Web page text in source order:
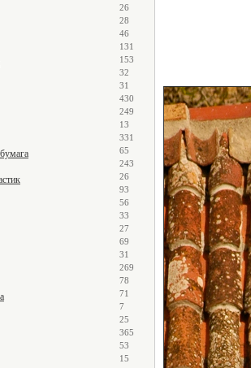
26
28
46
131
153
32
31
430
249
13
331
65
243
26
93
56
33
27
69
31
269
78
71
7
25
365
53
15